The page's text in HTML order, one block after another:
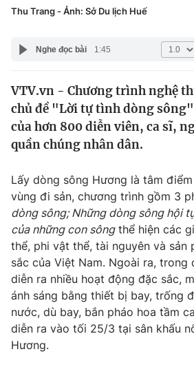
Pháp luật
Y tế
Thế giới
Tin tức
Thế giới đó đây
Câu chuyện quốc tế
Kinh tế
Thị trường
Góc doanh nghiệp
Dữ liệu và đời sống
Truyền hình
Phim VTV
Hậu trường
Nhân vật
Khán giả
Giải sao mai
Giải trí
Điện ảnh
Âm nhạc
Sao
Đời sống
Du lịch
Làm đẹp
Giáo dục
Công nghệ
Thu Trang - Ảnh: Sở Du lịch Huế
Nghe đọc bài 1:45
VTV.vn - Chương trình nghệ
chủ đề "Lời tự tình dòng
của hơn 800 diễn viên, ca sĩ,
quần chúng nhân dân.
Lấy dòng sông Hương là tâm
vùng đi sản, chương trình gồm 3
dòng sông; Những dòng sông hội
của những con sôngthể hiện các
thể, phi vật thể, tài nguyên và sản
sắc của Việt Nam. Ngoài ra, trong
diễn ra nhiều hoạt động đặc sắc,
ánh sáng bằng thiết bị bay, trống
nước, dù bay, bắn pháo hoa tầm
diễn ra vào tối 25/3 tại sân khấu
Hương.